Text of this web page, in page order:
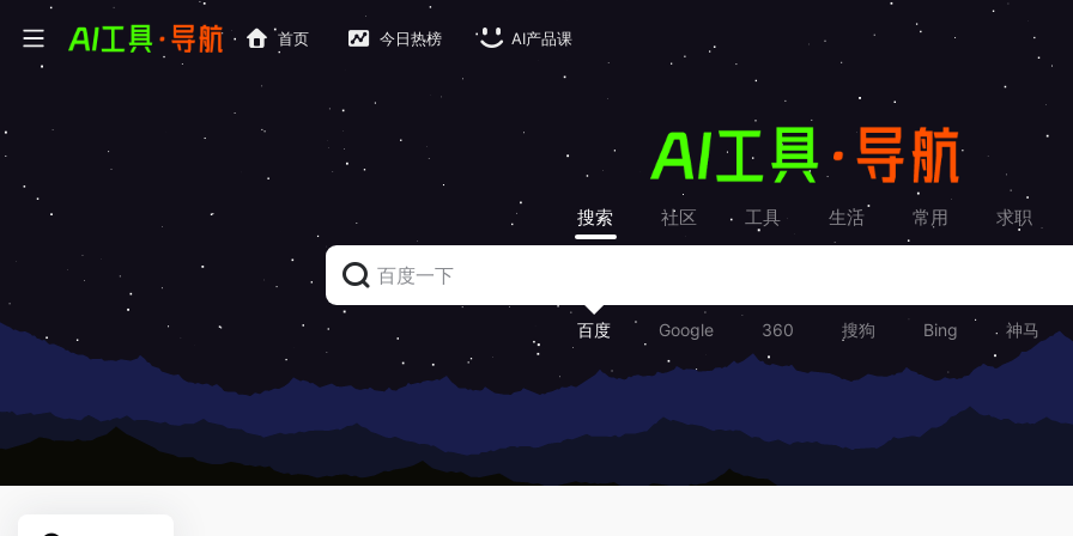
首页 今日热榜 AI产品课
搜索 社区 工具 生活 常用 求职
百度 Google 360 搜狗 Bing 神马